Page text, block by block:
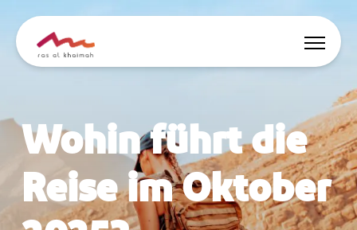
Inspiriert werden
Wo übernachten
Dinge zu tun
Wohin führt die
Reise im Oktober